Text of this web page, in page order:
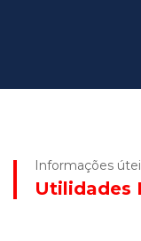
Informações
Utilidades